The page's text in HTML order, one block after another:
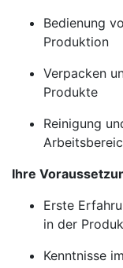
Bedienung
Produktion
Verpacken
Produkte
Reinigung
Ihre
Erste
in der
Kenntnisse